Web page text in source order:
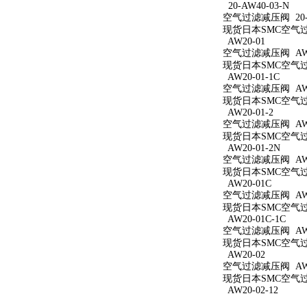
20-AW40-03-N
空气过滤减压阀
现货日本SMC空气
AW20-01
空气过滤减压阀
现货日本SMC空气
AW20-01-1C
空气过滤减压阀
现货日本SMC空气
AW20-01-2
空气过滤减压阀
现货日本SMC空气
AW20-01-2N
空气过滤减压阀
现货日本SMC空气
AW20-01C
空气过滤减压阀
现货日本SMC空气
AW20-01C-1C
空气过滤减压阀
现货日本SMC空气
AW20-02
空气过滤减压阀
现货日本SMC空气
AW20-02-12